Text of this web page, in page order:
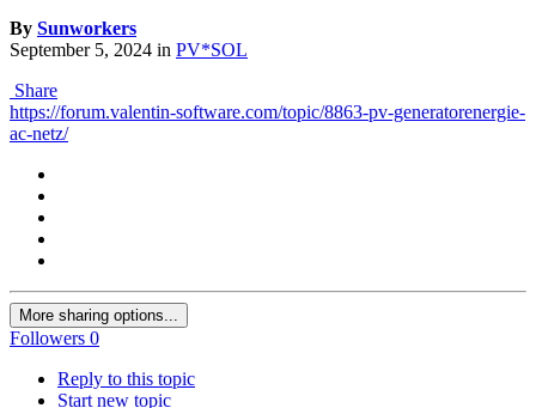
By Sunworkers
September 5, 2024 in PV*SOL
Share
https://forum.valentin-software.com/topic/8863-pv-generatorenergie-
ac-netz/
More sharing options...
Followers 0
Reply to this topic
Start new topic